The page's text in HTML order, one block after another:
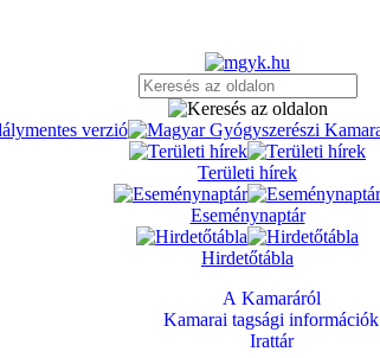
Területi hírek
Eseménynaptár
Hirdetőtábla
A Kamaráról
Kamarai tagsági információk
Irattár